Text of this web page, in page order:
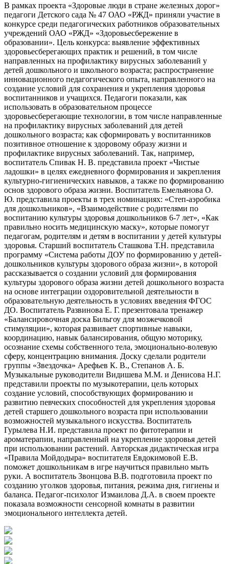
В рамках проекта «Здоровые люди в стране железных дорог»
педагоги Детского сада № 47 ОАО «РЖД» приняли участие в
конкурсе среди педагогических работников образовательных
учреждений ОАО «РЖД» «Здоровьесбережение в
образовании». Цель конкурса: выявление эффективных
здоровьесберегающих практик и решений, в том числе
направленных на профилактику вирусных заболеваний у
детей дошкольного и школьного возраста; распространение
инновационного педагогического опыта, направленного на
создание условий для сохранения и укрепления здоровья
воспитанников и учащихся. Педагоги показали, как
использовать в образовательном процессе
здоровьесберегающие технологии, в том числе направленные
на профилактику вирусных заболеваний для детей
дошкольного возраста; как сформировать у воспитанников
позитивное отношение к здоровому образу жизни и
профилактике вирусных заболеваний. Так, например,
воспитатель Спивак Н. В. представила проект «Чистые
ладошки» в целях ежедневного формирования и закрепления
культурно-гигиенических навыков, а также по формированию
основ здорового образа жизни. Воспитатель Емельянова О.
Ю. представила проекты в трех номинациях: «Степ-аэробика
для дошкольников», «Взаимодействие с родителями по
воспитанию культуры здоровья дошкольников 6-7 лет», «Как
правильно носить медицинскую маску», которые помогут
педагогам, родителям и детям в воспитании у детей культуры
здоровья. Старший воспитатель Сташкова Т.Н. представила
программу «Система работы ДОУ по формированию у детей-
дошкольников культуры здорового образа жизни», в которой
рассказывается о создании условий для формирования
культуры здорового образа жизни детей дошкольного возраста
на основе интеграции оздоровительной деятельности в
образовательную деятельность в условиях введения ФГОС
ДО. Воспитатель Развинова Е. Г. презентовала тренажер
«Балансировочная доска Бильгоу для мозжечковой
стимуляции», которая развивает спортивные навыки,
координацию, навык балансирования, общую моторику,
осознание схемы собственного тела, эмоционально-волевую
сферу, концентрацию внимания. Доску сделали родители
группы «Звездочка» Арефьев К. В., Степанов А. Б.
Музыкальные руководители Видишева М.М. и Денисова Н.Г.
представили проекты по музыкотерапии, цель которых
создание условий, способствующих формированию и
развитию певческих способностей для укрепления здоровья
детей старшего дошкольного возраста при использовании
возможностей музыкального искусства. Воспитатель
Гурылева Н.И. представила проект по фитотерапии и
ароматерапии, направленный на укрепление здоровья детей
при использовании растений. Авторская дидактическая игра
«Правила Мойдодыра» воспитателя Евдокимовой Е.В.
поможет дошкольникам в игре научиться правильно мыть
руки. А воспитатель Звонцова В.В. подготовила проект по
созданию уголков здоровья, питания, режима дня, гигиены и
баланса. Педагог-психолог Измаилова Д.А. в своем проекте
показала возможности сенсорной комнаты в развитии
эмоционального интеллекта детей.